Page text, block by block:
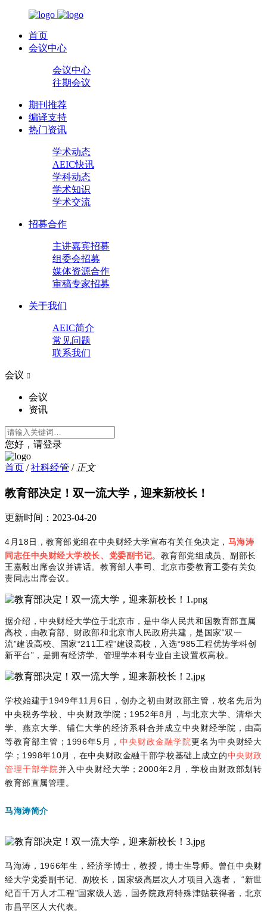
首页
会议中心
会议中心
往期会议
期刊推荐
编译支持
热门资讯
学术动态
AEIC快讯
学科动态
学术知识
学术交流
招募合作
主讲嘉宾招募
组委会招募
媒体资源合作
审稿专家招募
关于我们
AEIC简介
常见问题
联系我们
会议 
会议
资讯
您好，请登录
首页 / 社科经管 / 正文
教育部决定！双一流大学，迎来新校长！
更新时间： 2023-04-20
4月18日，教育部党组在中央财经大学宣布有关任免决定， 马海涛
同志任中央财经大学校长、党委副书记。教育部党组成员、副部长
王嘉毅出席会议并讲话。教育部人事司、北京市委教育工委有关负
责同志出席会议。
据介绍，中央财经大学位于北京市，是中华人民共和国教育部直属
高校，由教育部、财政部和北京市人民政府共建，是国家“双一
流”建设高校、国家“211工程”建设高校，入选“985工程优势学科创
新平台”，是拥有经济学、管理学本科专业自主设置权高校。
学校始建于1949年11月6日，创办之初由财政部主管，校名先后为
中央税务学校、中央财政学院；1952年8月，与北京大学、清华大
学、燕京大学、辅仁大学的经济系科合并成立中央财经学院，由高
等教育部主管；1996年5月， 中央财政金融学院更名为中央财经大
学；1998年10月，在中央财政金融干部学校基础上成立的中央财政
管理干部学院并入中央财经大学；2000年2月，学校由财政部划转
教育部直属管理。
马海涛简介
马海涛，1966年生，经济学博士，教授，博士生导师。曾任中央财
经大学党委副书记、副校长，国家级高层次人才项目入选者， “新世
纪百千万人才工程”国家级人选，国务院政府特殊津贴获得者，北京
市昌平区人大代表。